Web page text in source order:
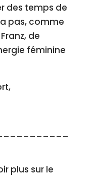
des temps de
a pas, comme
de
féminine
plus sur le